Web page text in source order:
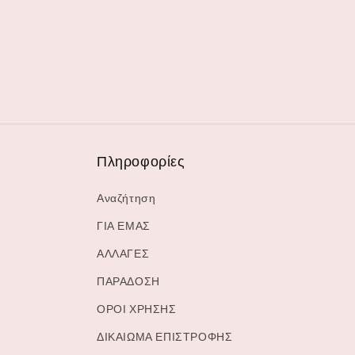
Πληροφορίες
Αναζήτηση
ΓΙΑ ΕΜΑΣ
ΑΛΛΑΓΕΣ
ΠΑΡΑΔΟΣΗ
ΟΡΟΙ ΧΡΗΣΗΣ
ΔΙΚΑΙΩΜΑ ΕΠΙΣΤΡΟΦΗΣ